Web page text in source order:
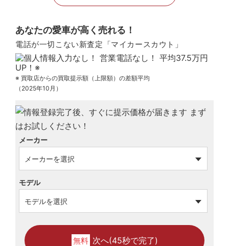
あなたの愛車が高く売れる！
電話が一切こない新査定「マイカースカウト」
※ 買取店からの買取提示額（上限額）の差額平均
（2025年10月）
メーカー
モデル
無料 次へ(45秒で完了)